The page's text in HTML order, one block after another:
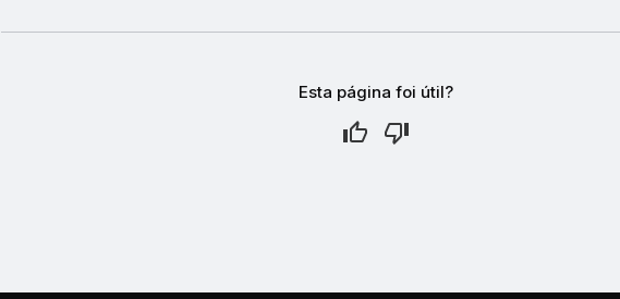
Esta página foi útil?